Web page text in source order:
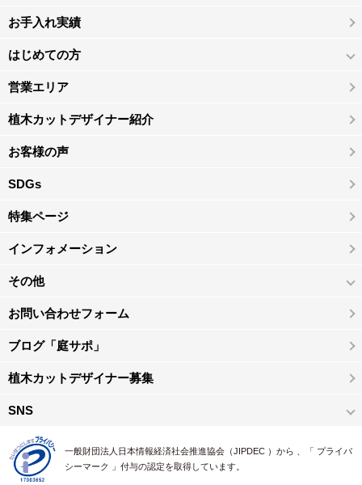
お手入れ実績
はじめての方
営業エリア
植木カットデザイナー紹介
お客様の声
SDGs
特集ページ
インフォメーション
その他
お問い合わせフォーム
ブログ「庭サポ」
植木カットデザイナー募集
SNS
一般財団法人日本情報経済社会推進協会（JIPDEC ）から 、「 プライバ
シーマーク 」付与の認定を取得しています。